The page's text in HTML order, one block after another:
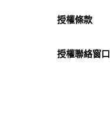
授權條款
授權聯絡窗口